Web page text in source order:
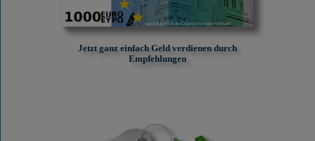
Jetzt ganz einfach Geld verdienen durch
Empfehlungen